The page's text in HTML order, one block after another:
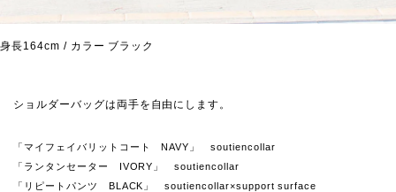
身長164cm / カラー ブラック
ショルダーバッグは両手を自由にします。
「マイフェイバリットコート NAVY」 soutiencollar
「ランタンセーター IVORY」 soutiencollar
「リピートパンツ BLACK」 soutiencollar×support surface